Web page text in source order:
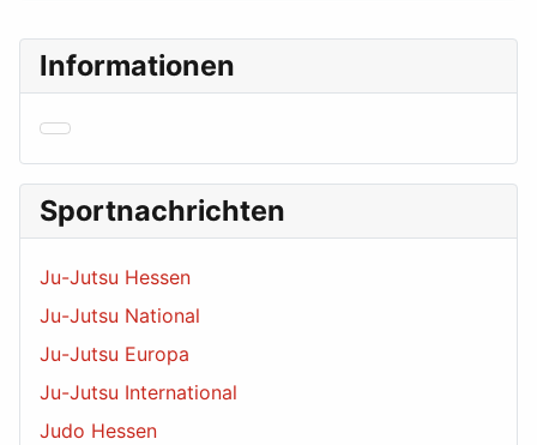
Informationen
Sportnachrichten
Ju-Jutsu Hessen
Ju-Jutsu National
Ju-Jutsu Europa
Ju-Jutsu International
Judo Hessen